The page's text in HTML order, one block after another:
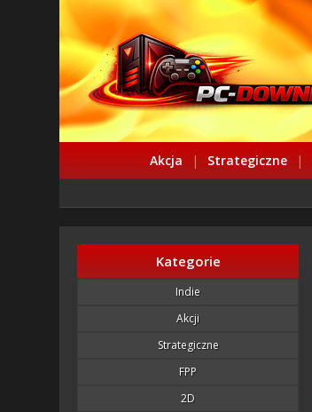
Akcja | Strategiczne |
Kategorie
Indie
Akcji
Strategiczne
FPP
2D